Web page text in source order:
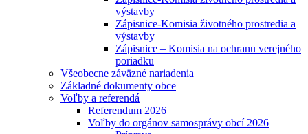
výstavby
Zápisnice-Komisia životného prostredia a
výstavby
Zápisnice – Komisia na ochranu verejného
poriadku
Všeobecne záväzné nariadenia
Základné dokumenty obce
Voľby a referendá
Referendum 2026
Voľby do orgánov samosprávy obcí 2026